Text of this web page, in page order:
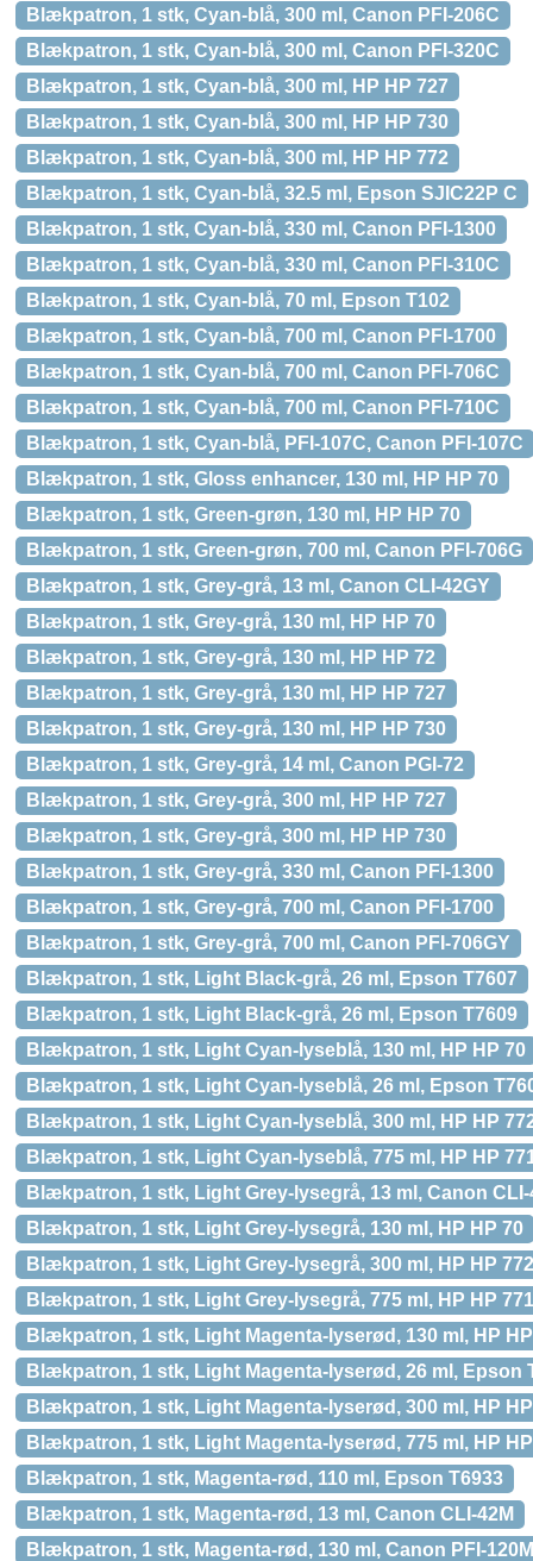
Blækpatron, 1 stk, Cyan-blå, 300 ml, Canon PFI-206C
Blækpatron, 1 stk, Cyan-blå, 300 ml, Canon PFI-320C
Blækpatron, 1 stk, Cyan-blå, 300 ml, HP HP 727
Blækpatron, 1 stk, Cyan-blå, 300 ml, HP HP 730
Blækpatron, 1 stk, Cyan-blå, 300 ml, HP HP 772
Blækpatron, 1 stk, Cyan-blå, 32.5 ml, Epson SJIC22P C
Blækpatron, 1 stk, Cyan-blå, 330 ml, Canon PFI-1300
Blækpatron, 1 stk, Cyan-blå, 330 ml, Canon PFI-310C
Blækpatron, 1 stk, Cyan-blå, 70 ml, Epson T102
Blækpatron, 1 stk, Cyan-blå, 700 ml, Canon PFI-1700
Blækpatron, 1 stk, Cyan-blå, 700 ml, Canon PFI-706C
Blækpatron, 1 stk, Cyan-blå, 700 ml, Canon PFI-710C
Blækpatron, 1 stk, Cyan-blå, PFI-107C, Canon PFI-107C
Blækpatron, 1 stk, Gloss enhancer, 130 ml, HP HP 70
Blækpatron, 1 stk, Green-grøn, 130 ml, HP HP 70
Blækpatron, 1 stk, Green-grøn, 700 ml, Canon PFI-706G
Blækpatron, 1 stk, Grey-grå, 13 ml, Canon CLI-42GY
Blækpatron, 1 stk, Grey-grå, 130 ml, HP HP 70
Blækpatron, 1 stk, Grey-grå, 130 ml, HP HP 72
Blækpatron, 1 stk, Grey-grå, 130 ml, HP HP 727
Blækpatron, 1 stk, Grey-grå, 130 ml, HP HP 730
Blækpatron, 1 stk, Grey-grå, 14 ml, Canon PGI-72
Blækpatron, 1 stk, Grey-grå, 300 ml, HP HP 727
Blækpatron, 1 stk, Grey-grå, 300 ml, HP HP 730
Blækpatron, 1 stk, Grey-grå, 330 ml, Canon PFI-1300
Blækpatron, 1 stk, Grey-grå, 700 ml, Canon PFI-1700
Blækpatron, 1 stk, Grey-grå, 700 ml, Canon PFI-706GY
Blækpatron, 1 stk, Light Black-grå, 26 ml, Epson T7607
Blækpatron, 1 stk, Light Black-grå, 26 ml, Epson T7609
Blækpatron, 1 stk, Light Cyan-lyseblå, 130 ml, HP HP 70
Blækpatron, 1 stk, Light Cyan-lyseblå, 26 ml, Epson
Blækpatron, 1 stk, Light Cyan-lyseblå, 300 ml, HP HP
Blækpatron, 1 stk, Light Cyan-lyseblå, 775 ml, HP HP
Blækpatron, 1 stk, Light Grey-lysegrå, 13 ml, Canon CLI-
Blækpatron, 1 stk, Light Grey-lysegrå, 130 ml, HP HP 70
Blækpatron, 1 stk, Light Grey-lysegrå, 300 ml, HP HP 772
Blækpatron, 1 stk, Light Grey-lysegrå, 775 ml, HP HP 771
Blækpatron, 1 stk, Light Magenta-lyserød, 130 ml, HP
Blækpatron, 1 stk, Light Magenta-lyserød, 26 ml, Epson
Blækpatron, 1 stk, Light Magenta-lyserød, 300 ml, HP
Blækpatron, 1 stk, Light Magenta-lyserød, 775 ml, HP
Blækpatron, 1 stk, Magenta-rød, 110 ml, Epson T6933
Blækpatron, 1 stk, Magenta-rød, 13 ml, Canon CLI-42M
Blækpatron, 1 stk, Magenta-rød, 130 ml, Canon PFI-120M